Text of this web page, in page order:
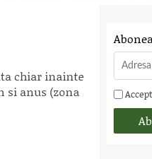
chiar inainte
si anus (zona
Accept